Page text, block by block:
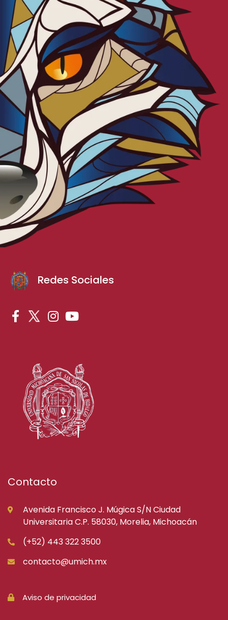
Redes Sociales
Contacto
Avenida Francisco J. Múgica S/N Ciudad
Universitaria C.P. 58030, Morelia, Michoacán
(+52) 443 322 3500
contacto@umich.mx
Aviso de privacidad